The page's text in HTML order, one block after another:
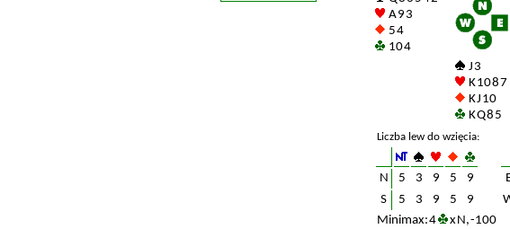
A 9 3
5 4
10 4
J 3
K 10 8 7
K J 10
K Q 8 5
Liczba lew do wzięcia:
N 5 3 9 5 9
S
5 3 9 5 9
Minimax: 4
x N, -100